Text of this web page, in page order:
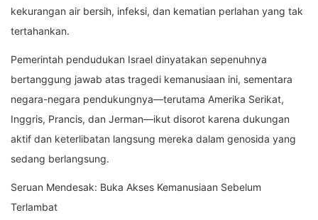
kekurangan air bersih, infeksi, dan kematian perlahan yang tak
tertahankan.
Pemerintah pendudukan Israel dinyatakan sepenuhnya
bertanggung jawab atas tragedi kemanusiaan ini, sementara
negara-negara pendukungnya—terutama Amerika Serikat,
Inggris, Prancis, dan Jerman—ikut disorot karena dukungan
aktif dan keterlibatan langsung mereka dalam genosida yang
sedang berlangsung.
Seruan Mendesak: Buka Akses Kemanusiaan Sebelum
Terlambat